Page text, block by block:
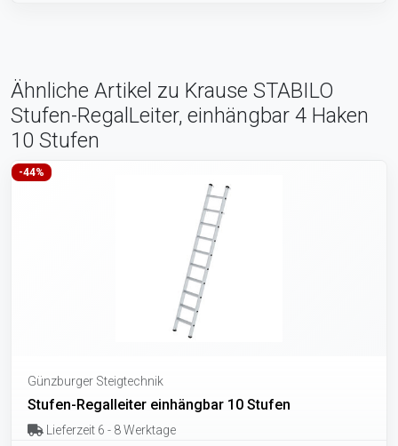
Ähnliche Artikel zu Krause STABILO
Stufen-RegalLeiter, einhängbar 4 Haken
10 Stufen
-44%
Günzburger Steigtechnik
Stufen-Regalleiter einhängbar 10 Stufen
Lieferzeit 6 - 8 Werktage